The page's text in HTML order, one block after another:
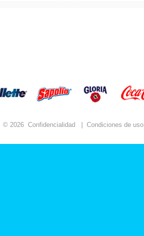
© 2026 Confidencialidad Condiciones de uso